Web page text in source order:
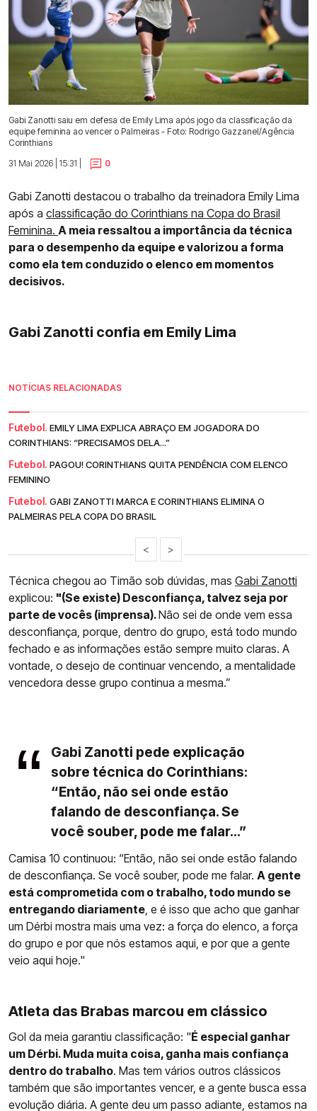
Gabi Zanotti saiu em defesa de Emily Lima após jogo da classificação da
equipe feminina ao vencer o Palmeiras - Foto: Rodrigo Gazzanel/Agência
Corinthians
31 Mai 2026 | 15:31 |
0
Gabi Zanotti destacou o trabalho da treinadora Emily Lima
após a classificação do Corinthians na Copa do Brasil
Feminina. A meia ressaltou a importância da técnica
para o desempenho da equipe e valorizou a forma
como ela tem conduzido o elenco em momentos
decisivos.
Gabi Zanotti confia em Emily Lima
NOTÍCIAS RELACIONADAS
Futebol. EMILY LIMA EXPLICA ABRAÇO EM JOGADORA DO
CORINTHIANS: “PRECISAMOS DELA...”
Futebol. PAGOU! CORINTHIANS QUITA PENDÊNCIA COM ELENCO
FEMININO
Futebol. GABI ZANOTTI MARCA E CORINTHIANS ELIMINA O
PALMEIRAS PELA COPA DO BRASIL
< >
Técnica chegou ao Timão sob dúvidas, mas Gabi Zanotti
explicou: "(Se existe) Desconfiança, talvez seja por
parte de vocês (imprensa).Não sei de onde vem essa
desconfiança, porque, dentro do grupo, está todo mundo
fechado e as informações estão sempre muito claras. A
vontade, o desejo de continuar vencendo, a mentalidade
vencedora desse grupo continua a mesma.”
Gabi Zanotti pede explicação
sobre técnica do Corinthians:
“Então, não sei onde estão
falando de desconfiança. Se
você souber, pode me falar...”
Camisa 10 continuou: “Então, não sei onde estão falando
de desconfiança. Se você souber, pode me falar. A gente
está comprometida com o trabalho, todo mundo se
entregando diariamente, e é isso que acho que ganhar
um Dérbi mostra mais uma vez: a força do elenco, a força
do grupo e por que nós estamos aqui, e por que a gente
veio aqui hoje."
Atleta das Brabas marcou em clássico
Gol da meia garantiu classificação: "É especial ganhar
um Dérbi. Muda muita coisa, ganha mais confiança
dentro do trabalho. Mas tem vários outros clássicos
também que são importantes vencer, e a gente busca essa
evolução diária. A gente deu um passo adiante, estamos na